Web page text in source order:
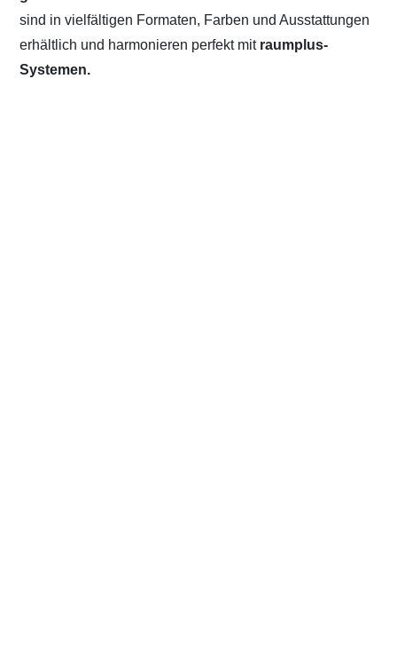
sind in vielfältigen Formaten, Farben und Ausstattungen
erhältlich und harmonieren perfekt mit raumplus-
Systemen.